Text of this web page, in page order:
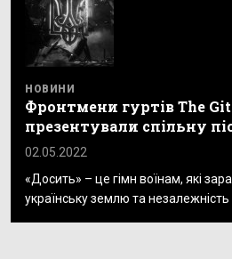
НОВИНИ
Фронтмени гуртів The
презентували спільну
02.05.2022
«Досить» – це гімн воїнам, які
українську землю та незалежність